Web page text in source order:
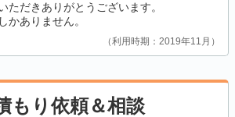
ただきありがとうございます。
かありません。
利用時期：2019年11月
もり依頼＆相談